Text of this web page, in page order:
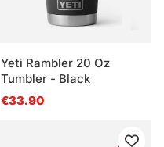
Yeti Rambler 20 Oz
Tumbler - Black
€33.90